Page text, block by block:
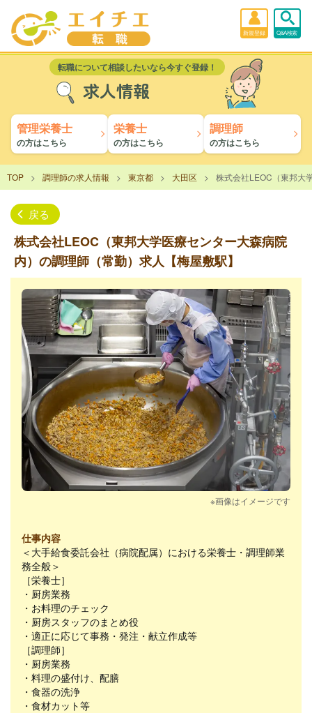
新規登録 Q&A検索
転職について相談したいなら今すぐ登録！
求人情報
管理栄養士
の方はこちら
栄養士
の方はこちら
調理師
の方はこちら
TOP 調理師の求人情報 東京都 大田区 株式会社LEOC（東邦大
戻る
株式会社LEOC（東邦大学医療センター大森病院
内）の調理師（常勤）求人【梅屋敷駅】
※画像はイメージです
仕事内容
＜大手給食委託会社（病院配属）における栄養士・調理師業
務全般＞
［栄養士］
・厨房業務
・お料理のチェック
・厨房スタッフのまとめ役
・適正に応じて事務・発注・献立作成等
［調理師］
・厨房業務
・料理の盛付け、配膳
・食器の洗浄
・食材カット等